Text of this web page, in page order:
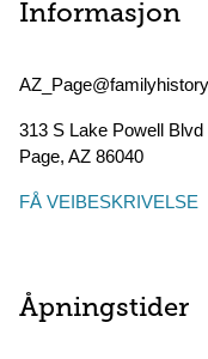
Informasjon
313 S Lake Powell Blvd
Page, AZ 86040
FÅ VEIBESKRIVELSE
Åpningstider